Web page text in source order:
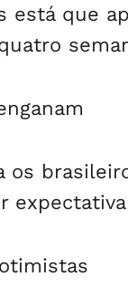
está que
os